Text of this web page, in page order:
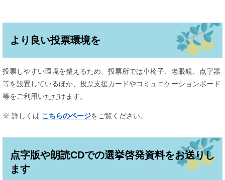
より良い投票環境を
投票しやすい環境を整えるため、投票所では車椅子、老眼鏡、点字器
等を設置しているほか、投票支援カードやコミュニケーションボード
等をご利用いただけます。
※ 詳しくは こちらのページをご覧ください。
点字版や朗読CDでの選挙啓発資料をお送りし
ます